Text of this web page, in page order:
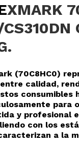
XMARK
(70C8HC0)
calidad,
consumibles
para
y profesional
con los
a la